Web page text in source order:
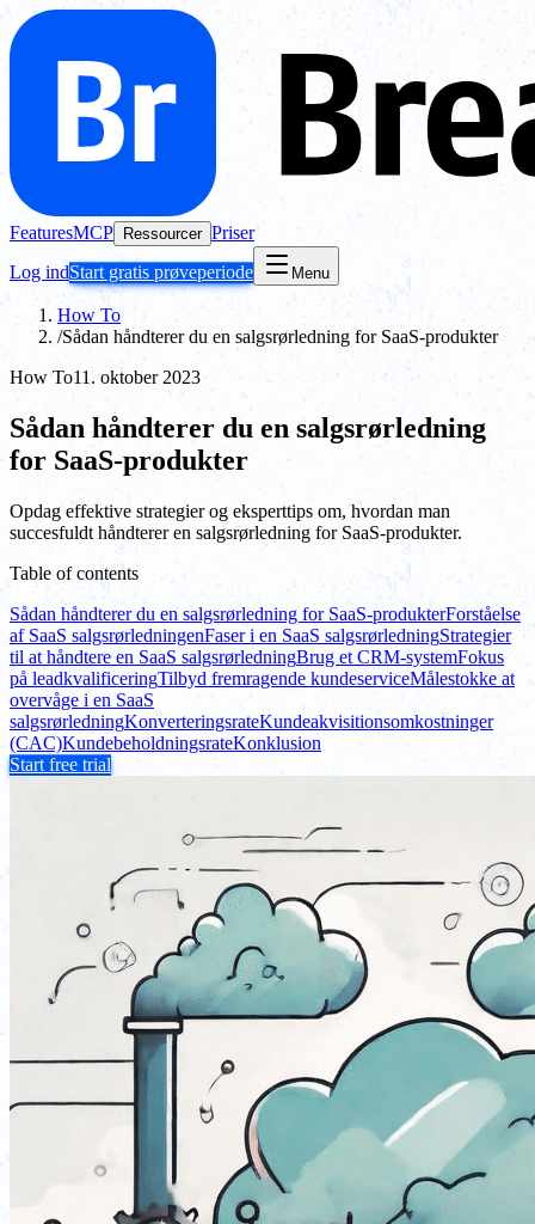
FeaturesMCP Ressourcer Priser
Log indStart gratis prøveperiode Menu
How To
/Sådan håndterer du en salgsrørledning for SaaS-produkter
How To11. oktober 2023
Sådan håndterer du en salgsrørledning
for SaaS-produkter
Opdag effektive strategier og eksperttips om, hvordan man
succesfuldt håndterer en salgsrørledning for SaaS-produkter.
Table of contents
Sådan håndterer du en salgsrørledning for SaaS-produkterForståelse
af SaaS salgsrørledningenFaser i en SaaS salgsrørledningStrategier
til at håndtere en SaaS salgsrørledningBrug et CRM-systemFokus
på leadkvalificeringTilbyd fremragende kundeserviceMålestokke at
overvåge i en SaaS
salgsrørledningKonverteringsrateKundeakvisitionsomkostninger
(CAC)KundebeholdningsrateKonklusion
Start free trial